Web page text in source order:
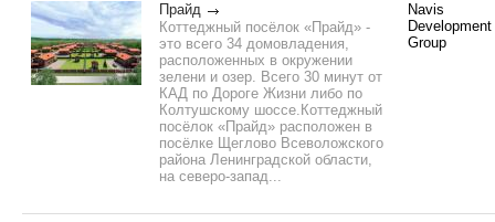
Прайд
Коттеджный посёлок «Прайд» -
это всего 34 домовладения,
расположенных в окружении
зелени и озер. Всего 30 минут от
КАД по Дороге Жизни либо по
Колтушскому шоссе.Коттеджный
посёлок «Прайд» расположен в
посёлке Щеглово Всеволожского
района Ленинградской области,
на северо-запад...
Navis
Development
Group